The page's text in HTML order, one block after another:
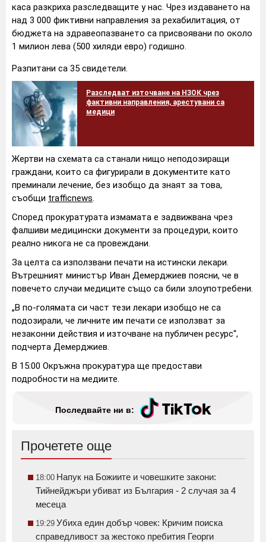
каса разкриха разследващите у нас. Чрез издаването на
над 3 000 фиктивни направления за рехабилитация, от
бюджета на здравеопазването са присвоявани по около
1 милион лева (500 хиляди евро) годишно.
Разпитани са 35 свидетели.
Разследват източване на НЗОК чрез
фактивни направления, арестувани са
медици
Жертви на схемата са станали нищо неподозиращи
граждани, които са фигурирали в документите като
преминали лечение, без изобщо да знаят за това,
съобщи trafficnews.
Според прокуратурата измамата е задвижвана чрез
фалшиви медицински документи за процедури, които
реално никога не са провеждани.
За целта са използвани печати на истински лекари.
Вътрешният министър Иван Демерджиев поясни, че в
повечето случаи медиците също са били злоупотребени.
„В по-голямата си част тези лекари изобщо не са
подозирали, че личните им печати се използват за
незаконни действия и източване на публичен ресурс“,
подчерта Демерджиев.
В 15:00 Окръжна прокуратура ще предостави
подробности на медиите.
Последвайте ни в:
Прочетете още
18:00 Напук на Божиите и човешките закони:
Тийнейджъри убиват из България - 2 случая за 4
месеца
19:29 Убиха един добър човек: Кричим поиска
справедливост за жестоко пребития Георги